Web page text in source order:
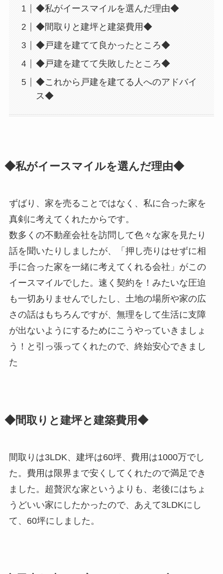
◆私がイースマイルを選んだ理由◆
◆間取りと建坪と建築費用◆
◆戸建を建てて良かったところ◆
◆戸建を建てて失敗したところ◆
◆これから戸建を建てる人へのアドバイ
ス◆
◆私がイースマイルを選んだ理由◆
ずばり、家を売ることではなく、私に合った家を
真剣に考えてくれたからです。
数多くの不動産会社を訪問して色々な家を見たり
話を聞いたりしましたが、「押し売りはせずに相
手に合った家を一緒に考えてくれる会社」がこの
イースマイルでした。速く契約を！みたいな圧迫
も一切ありませんでしたし、土地の場所や家の広
さの話はもちろんですが、無理をして生活に支障
が出ないようにするためにこうやっていきましょ
う！と引っ張ってくれたので、終始安心できまし
た
◆間取りと建坪と建築費用◆
間取りは3LDK、建坪は60坪、費用は1000万でし
た。費用は限界まで安くしてくれたので満足でき
ました。超贅沢な家というよりも、老後にはちょ
うどいい家にしたかったので、あえて3LDKにし
て、60坪にしました。